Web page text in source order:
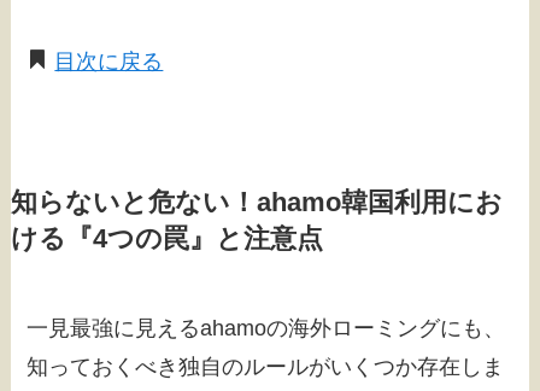
目次に戻る
知らないと危ない！ahamo韓国利用にお
ける『4つの罠』と注意点
一見最強に見えるahamoの海外ローミングにも、
知っておくべき独自のルールがいくつか存在しま